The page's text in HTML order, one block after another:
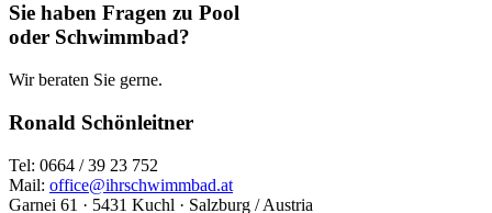
Sie haben Fragen zu Pool
oder Schwimmbad?
Wir beraten Sie gerne.
Ronald Schönleitner
Tel: 0664 / 39 23 752
Mail: office@ihrschwimmbad.at
Garnei 61 · 5431 Kuchl · Salzburg / Austria